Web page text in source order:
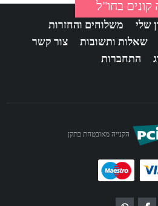
קונים בחו"ל
שלי
משלוחים והחזרות
שאלות ותשובות
צור קשר
התחברות
הקנייה מאובטחת בתקן